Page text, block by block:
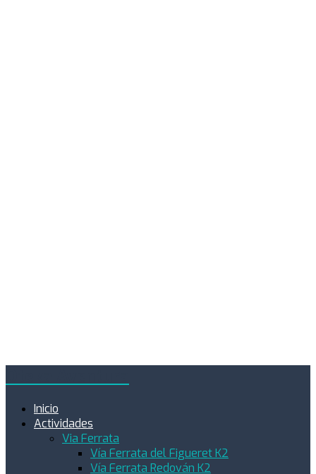
Inicio
Actividades
Via Ferrata
Vía Ferrata del Figueret K2
Vía Ferrata Redován K2